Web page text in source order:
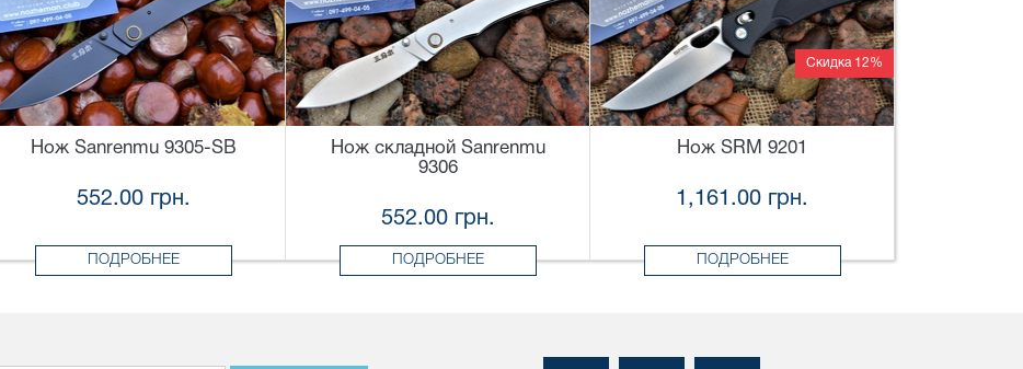
Нож Sanrenmu 9305-SB
552.00 грн.
ПОДРОБНЕЕ
Нож складной Sanrenmu
9306
552.00 грн.
ПОДРОБНЕЕ
Скидка 12%
Нож SRM 9201
1,161.00 грн.
ПОДРОБНЕЕ